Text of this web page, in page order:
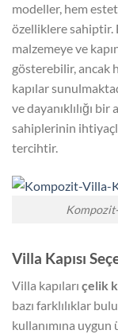
modeller, hem
özelliklere sahiptir.
malzemeye ve
gösterebilir, ancak
kapılar
ve dayanıklılığı
sahiplerinin
tercihtir.
Villa Kapısı
Villa kapıları çelik
bazı farklılıklar
kullanımına uygun